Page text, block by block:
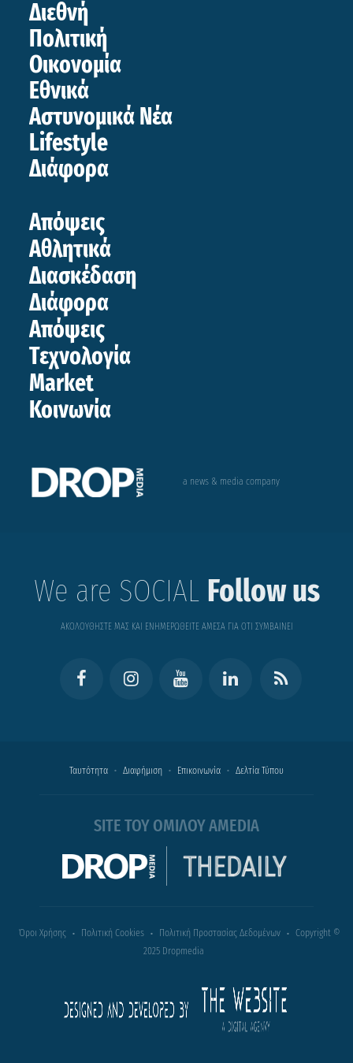
Διεθνή
Πολιτική
Οικονομία
Εθνικά
Αστυνομικά Νέα
Lifestyle
Διάφορα
Απόψεις
Αθλητικά
Διασκέδαση
Διάφορα
Απόψεις
Τεχνολογία
Market
Κοινωνία
a news & media company
We are SOCIAL Follow us
ΑΚΟΛΟΥΘΗΣΤΕ ΜΑΣ ΚΑΙ ΕΝΗΜΕΡΩΘΕΙΤΕ ΑΜΕΣΑ ΓΙΑ ΟΤΙ ΣΥΜΒΑΙΝΕΙ
Ταυτότητα Διαφήμιση Επικοινωνία Δελτία Τύπου
SITE ΤΟΥ ΟΜΙΛΟΥ AMEDIA
Όροι Χρήσης Πολιτική Cookies Πολιτική Προστασίας Δεδομένων
Copyright ©
2025 Dropmedia